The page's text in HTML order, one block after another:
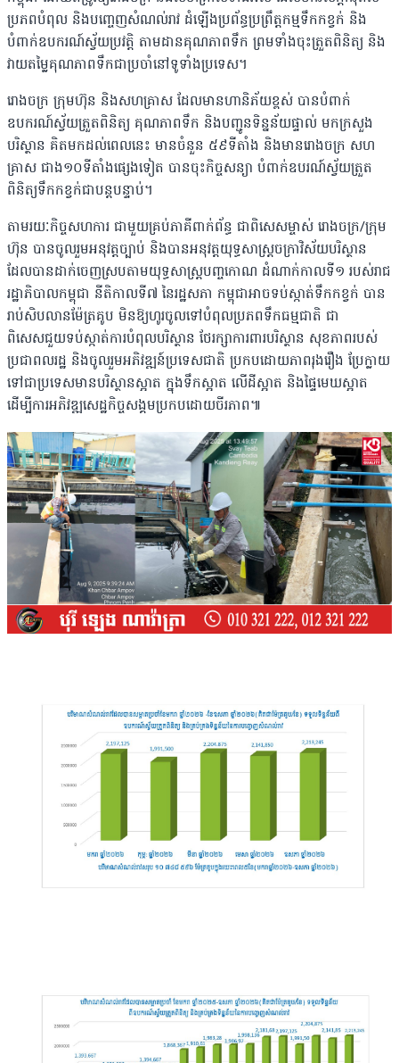
ប្រភពបំពុល និងបញ្ចេញសំណល់រាវ ដំឡើងប្រព័ន្ធប្រព្រឹត្តកម្មទឹកកខ្វក់ និង
បំពាក់ឧបករណ៍ស្វ័យប្រវត្តិ តាមដានគុណភាពទឹក ព្រមទាំងចុះត្រួតពិនិត្យ និង
វាយតម្លៃគុណភាពទឹកជាប្រចាំនៅទូទាំងប្រទេស។
រោងចក្រ ក្រុមហ៊ុន និងសហគ្រាស ដែលមានហានិភ័យខ្ពស់ បានបំពាក់
ឧបករណ៍ស្វ័យត្រួតពិនិត្យ គុណភាពទឹក និងបញ្ជូនទិន្នន័យផ្ទាល់ មកក្រសួង
បរិស្ថាន គិតមកដល់ពេលនេះ មានចំនួន ៥៩ទីតាំង និងមានរោងចក្រ សហ
គ្រាស ជាង១០ទីតាំងផ្សេងទៀត បានចុះកិច្ចសន្យា បំពាក់ឧបរណ៍ស្វ័យត្រួត
ពិនិត្យទឹកកខ្វក់ជាបន្តបន្ទាប់។
តាមរយៈកិច្ចសហការ ជាមួយគ្រប់ភាគីពាក់ព័ន្ធ ជាពិសេសម្ចាស់ រោងចក្រ/ក្រុម
ហ៊ុន បានចូលរួមអនុវត្តច្បាប់ និងបានអនុវត្តយុទ្ធសាស្រ្តចក្រាវិស័យបរិស្ថាន
ដែលបានដាក់ចេញស្របតាមយុទ្ធសាស្រ្តបញ្ចកោណ ដំណាក់កាលទី១ របស់រាជ
រដ្ឋាភិបាលកម្ពុជា នីតិកាលទី៧ នៃរដ្ឋសភា កម្ពុជាអាចទប់ស្កាត់ទឹកកខ្វក់ បាន
រាប់សិបលានម៉ែត្រគូប មិនឱ្យហូរចូលទៅបំពុលប្រភពទឹកធម្មជាតិ ជា
ពិសេសជួយទប់ស្កាត់ការបំពុលបរិស្ថាន ថែរក្សាការពារបរិស្ថាន សុខភាពរបស់
ប្រជាពលរដ្ឋ និងចូលរួមអភិវឌ្ឍន៍ប្រទេសជាតិ ប្រកបដោយភាពរុងរឿង ប្រែក្លាយ
ទៅជាប្រទេសមានបរិស្ថានស្អាត ក្នុងទឹកស្អាត លើដីស្អាត និងផ្ទៃមេឃស្អាត
ដើម្បីការអភិវឌ្ឍសេដ្ឋកិច្ចសង្គមប្រកបដោយចីរភាព៕